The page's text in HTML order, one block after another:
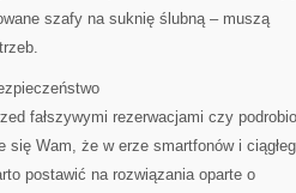
szafy na suknię ślubną – muszą
fałszywymi rezerwacjami czy
się Wam, że w erze smartfonów i
postawić na rozwiązania oparte o